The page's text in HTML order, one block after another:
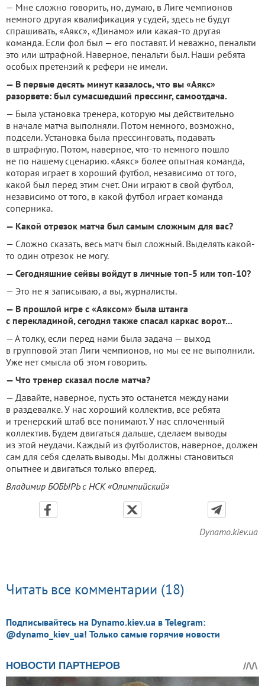
— Мне сложно говорить, но, думаю, в Лиге чемпионов
немного другая квалификация у судей, здесь не будут
спрашивать, «Аякс», «Динамо» или какая-то другая
команда. Если фол был — его поставят. И неважно, пенальти
это или штрафной. Наверное, пенальти был. Наши ребята
особых претензий к рефери не имели.
— В первые десять минут казалось, что вы «Аякс»
разорвете: был сумасшедший прессинг, самоотдача.
— Была установка тренера, которую мы действительно
в начале матча выполняли. Потом немного, возможно,
подсели. Установка была прессинговать, подавать
в штрафную. Потом, наверное, что-то немного пошло
не по нашему сценарию. «Аякс» более опытная команда,
которая играет в хороший футбол, независимо от того,
какой был перед этим счет. Они играют в свой футбол,
независимо от того, в какой футбол играет команда
соперника.
— Какой отрезок матча был самым сложным для вас?
— Сложно сказать, весь матч был сложный. Выделять какой-
то один отрезок не могу.
— Сегодняшние сейвы войдут в личные топ-5 или топ-10?
— Это не я записываю, а вы, журналисты.
— В прошлой игре с «Аяксом» была штанга
с перекладиной, сегодня также спасал каркас ворот...
— А толку, если перед нами была задача — выход
в групповой этап Лиги чемпионов, но мы ее не выполнили.
Уже нет смысла об этом говорить.
— Что тренер сказал после матча?
— Давайте, наверное, пусть это останется между нами
в раздевалке. У нас хороший коллектив, все ребята
и тренерский штаб все понимают. У нас сплоченный
коллектив. Будем двигаться дальше, сделаем выводы
из этой неудачи. Каждый из футболистов, наверное, должен
сам для себя сделать выводы. Мы должны становиться
опытнее и двигаться только вперед.
Владимир БОБЫРЬ с НСК «Олимпийский»
Dynamo.kiev.ua
Читать все комментарии (18)
Подписывайтесь на Dynamo.kiev.ua в Telegram:
@dynamo_kiev_ua! Только самые горячие новости